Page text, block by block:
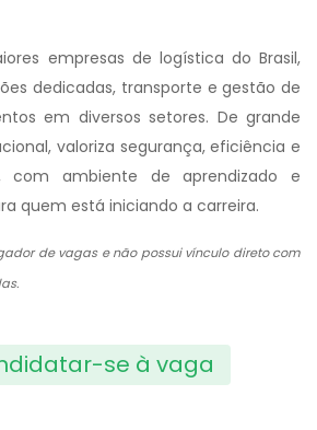
empresas de logística do Brasil,
dedicadas, transporte e gestão de
em diversos setores. De grande
valoriza segurança, eficiência e
com ambiente de aprendizado e
quem está iniciando a carreira.
de vagas e não possui vínculo direto com
se à vaga